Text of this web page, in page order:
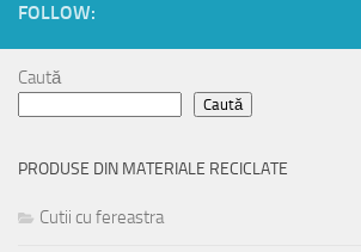
FOLLOW:
Caută
Caută
PRODUSE DIN MATERIALE RECICLATE
Cutii cu fereastra